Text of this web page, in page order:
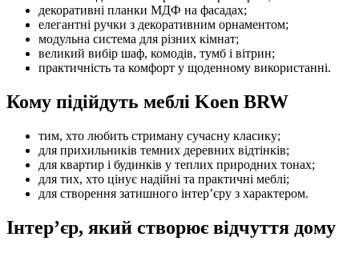
декоративні планки МДФ на фасадах;
елегантні ручки з декоративним орнаментом;
модульна система для різних кімнат;
великий вибір шаф, комодів, тумб і вітрин;
практичність та комфорт у щоденному використанні.
Кому підійдуть меблі Koen BRW
тим, хто любить стриману сучасну класику;
для прихильників темних деревних відтінків;
для квартир і будинків у теплих природних тонах;
для тих, хто цінує надійні та практичні меблі;
для створення затишного інтер’єру з характером.
Інтер’єр, який створює відчуття дому